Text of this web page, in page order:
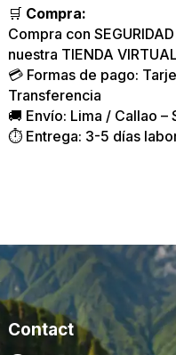
🛒 Compra:
Compra con
nuestra TIENDA
💳 Formas de pago:
Transferencia
🚚 Envío: Lima / Callao –
⏱️ Entrega: 3-5 días
Contact